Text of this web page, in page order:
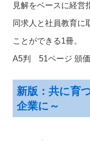
見解をベースに経営
同求人と社員教育に
ことができる1冊。
A5判 51ページ 頒
新版：共に育
企業に～